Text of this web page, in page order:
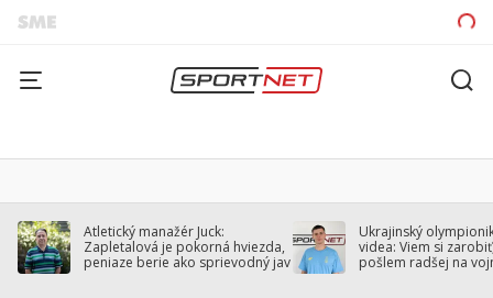
Atletický manažér Juck:
Zapletalová je pokorná hviezda,
peniaze berie ako sprievodný jav
Ukrajinský
videa: Viem si
pošlem radšej na